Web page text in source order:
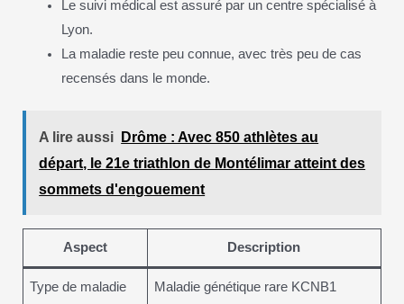
Le suivi médical est assuré par un centre spécialisé à
Lyon.
La maladie reste peu connue, avec très peu de cas
recensés dans le monde.
A lire aussi
Drôme : Avec 850 athlètes au
départ, le 21e triathlon de Montélimar atteint des
sommets d'engouement
Aspect Description
Type de maladie Maladie génétique rare KCNB1